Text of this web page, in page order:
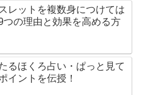
レットを複数身につけては
つの理由と効果を高める方
るほくろ占い・ぱっと見て
イントを伝授！